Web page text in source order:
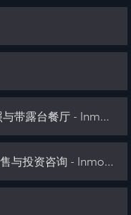
巴塞罗那餐厅转让 | 餐馆、C3执照与带露台餐厅 - Inmo Olaya
巴塞罗那购买餐厅 | 餐厅转让、出售与投资咨询 - Inmo Olaya